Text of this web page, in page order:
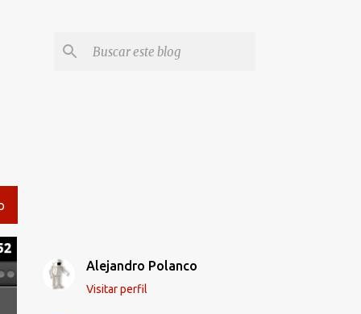
Alejandro Polanco
Visitar perfil